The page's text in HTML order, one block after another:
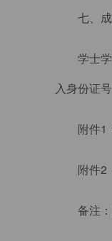
七、
学士
入身份证
附件1
附件2
备注